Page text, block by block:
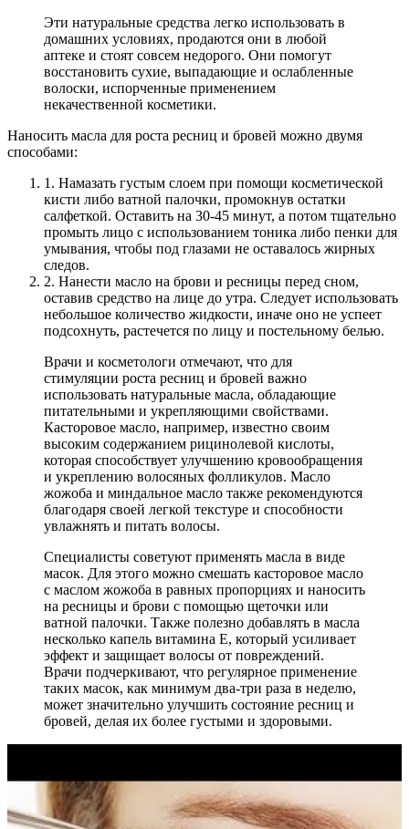
Эти натуральные средства легко использовать в
домашних условиях, продаются они в любой
аптеке и стоят совсем недорого. Они помогут
восстановить сухие, выпадающие и ослабленные
волоски, испорченные применением
некачественной косметики.
Наносить масла для роста ресниц и бровей можно двумя
способами:
1. Намазать густым слоем при помощи косметической
кисти либо ватной палочки, промокнув остатки
салфеткой. Оставить на 30-45 минут, а потом тщательно
промыть лицо с использованием тоника либо пенки для
умывания, чтобы под глазами не оставалось жирных
следов.
2. Нанести масло на брови и ресницы перед сном,
оставив средство на лице до утра. Следует использовать
небольшое количество жидкости, иначе оно не успеет
подсохнуть, растечется по лицу и постельному белью.
Врачи и косметологи отмечают, что для
стимуляции роста ресниц и бровей важно
использовать натуральные масла, обладающие
питательными и укрепляющими свойствами.
Касторовое масло, например, известно своим
высоким содержанием рицинолевой кислоты,
которая способствует улучшению кровообращения
и укреплению волосяных фолликулов. Масло
жожоба и миндальное масло также рекомендуются
благодаря своей легкой текстуре и способности
увлажнять и питать волосы.
Специалисты советуют применять масла в виде
масок. Для этого можно смешать касторовое масло
с маслом жожоба в равных пропорциях и наносить
на ресницы и брови с помощью щеточки или
ватной палочки. Также полезно добавлять в масла
несколько капель витамина E, который усиливает
эффект и защищает волосы от повреждений.
Врачи подчеркивают, что регулярное применение
таких масок, как минимум два-три раза в неделю,
может значительно улучшить состояние ресниц и
бровей, делая их более густыми и здоровыми.